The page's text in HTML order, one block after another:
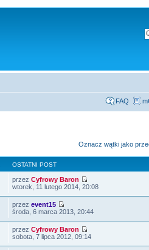
FAQ
Oznacz wątki jako
OSTATNI POST
przezCyfrowy Baron
wtorek, 11 lutego 2014, 20:08
przezevent15
środa, 6 marca 2013, 20:44
przezCyfrowy Baron
sobota, 7 lipca 2012, 09:14